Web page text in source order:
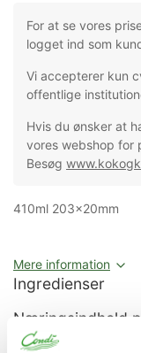
For at se vores
logget ind som
Vi accepterer kun
offentlige
Hvis du ønsker at
vores webshop for
Besøg
410ml 203x20mm
Mere information
Ingredienser
Næringsindhold